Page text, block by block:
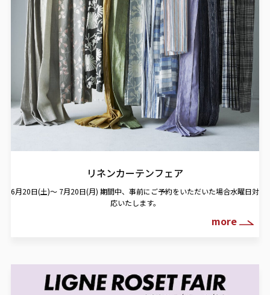
リネンカーテンフェア
6月20日(土)～ 7月20日(月) 期間中、事前にご予約をいただいた場合水曜日対
応いたします。
more